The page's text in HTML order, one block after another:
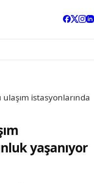
istasyonlarında
yaşanıyor